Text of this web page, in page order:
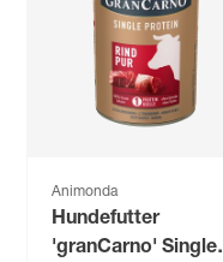
Animonda
Hundefutter
'granCarno' Single